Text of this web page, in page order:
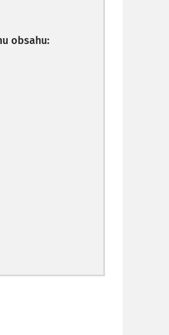
obsahu: